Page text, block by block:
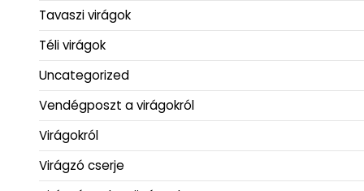
Tavaszi virágok
Téli virágok
Uncategorized
Vendégposzt a virágokról
Virágokról
Virágzó cserje